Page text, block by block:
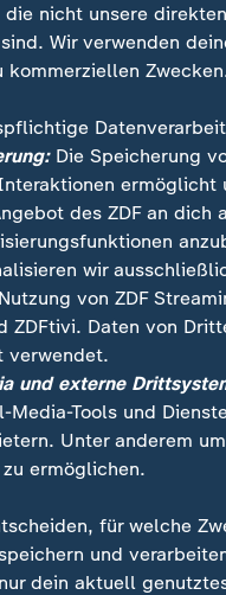
nicht unsere direkten
Wir verwenden
kommerziellen
Die Speicherung
ermöglicht
des ZDF an dich
wir
von ZDF
ZDFtivi. Daten von
verwendet.
und externe
Media-Tools und
Unter anderem
ermöglichen.
für welche
und
dein aktuell